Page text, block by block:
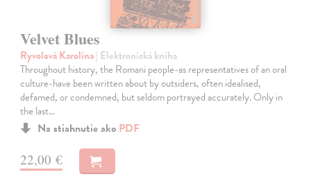
Velvet Blues
Ryvolová Karolína| Elektronická kniha
Throughout history, the Romani people-as representatives of an oral
culture-have been written about by outsiders, often idealised,
defamed, or condemned, but seldom portrayed accurately. Only in
the last…
Na stiahnutie ako PDF
22,00 €